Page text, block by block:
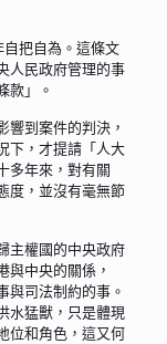
把自為。這條文
人民政府管理的事
款」。
響到案件的判決，
下，才提請「人大
多年來，對有關
度，並沒有毫無節
主權國的中央政府
與中央的關係，
與司法制約的事。
水猛獸，只是體現
位和角色，這又何